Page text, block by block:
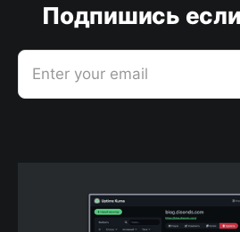
Подпишись
Enter your email